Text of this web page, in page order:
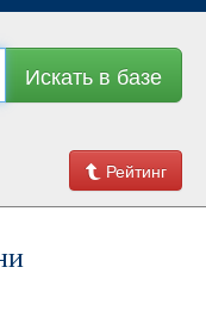
Искать в базе
Рейтинг